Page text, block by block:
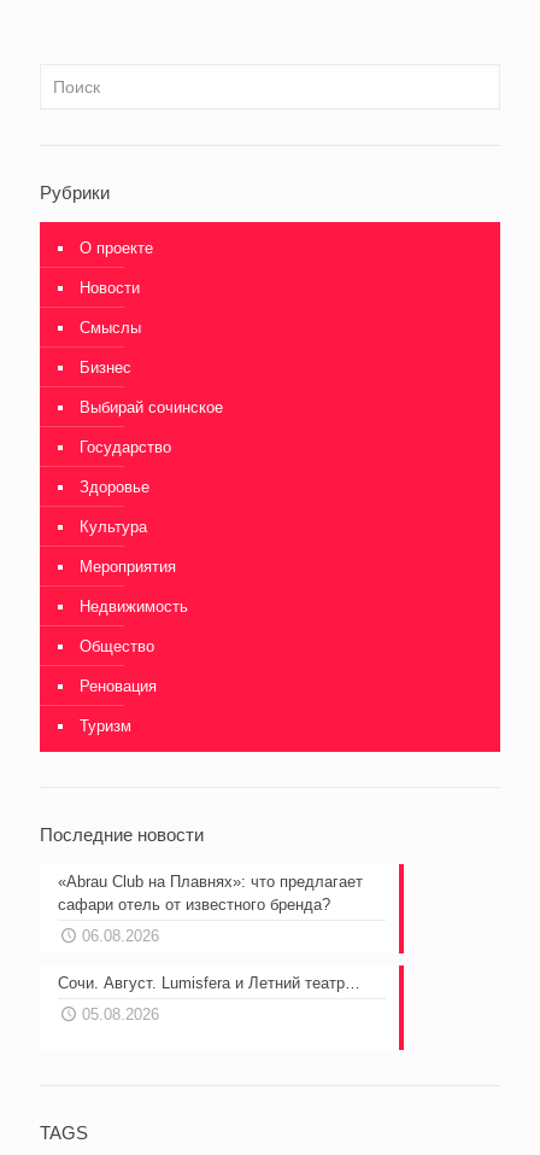
Рубрики
О проекте
Новости
Смыслы
Бизнес
Выбирай сочинское
Государство
Здоровье
Культура
Мероприятия
Недвижимость
Общество
Реновация
Туризм
Последние новости
«Abrau Club на Плавнях»: что предлагает
сафари отель от известного бренда?
06.08.2026
Сочи. Август. Lumisfera и Летний театр…
05.08.2026
TAGS